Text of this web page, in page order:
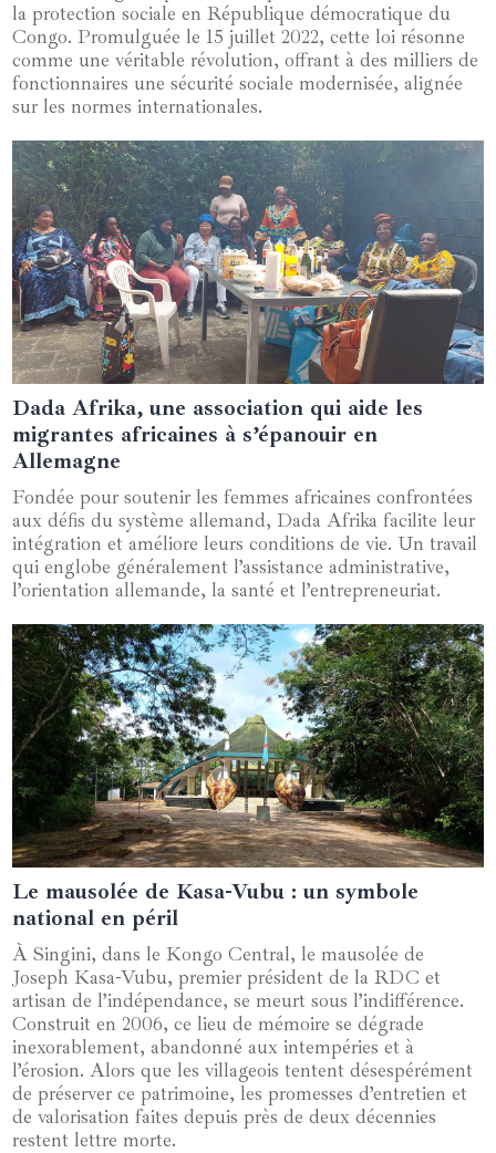
la protection sociale en République démocratique du
Congo. Promulguée le 15 juillet 2022, cette loi résonne
comme une véritable révolution, offrant à des milliers de
fonctionnaires une sécurité sociale modernisée, alignée
sur les normes internationales.
23 juin 2024
Dada Afrika, une association qui aide les
migrantes africaines à s’épanouir en
Allemagne
Fondée pour soutenir les femmes africaines confrontées
aux défis du système allemand, Dada Afrika facilite leur
intégration et améliore leurs conditions de vie. Un travail
qui englobe généralement l’assistance administrative,
l’orientation allemande, la santé et l’entrepreneuriat.
18 janvier 2025
Le mausolée de Kasa-Vubu : un symbole
national en péril
À Singini, dans le Kongo Central, le mausolée de
Joseph Kasa-Vubu, premier président de la RDC et
artisan de l’indépendance, se meurt sous l’indifférence.
Construit en 2006, ce lieu de mémoire se dégrade
inexorablement, abandonné aux intempéries et à
l’érosion. Alors que les villageois tentent désespérément
de préserver ce patrimoine, les promesses d’entretien et
de valorisation faites depuis près de deux décennies
restent lettre morte.